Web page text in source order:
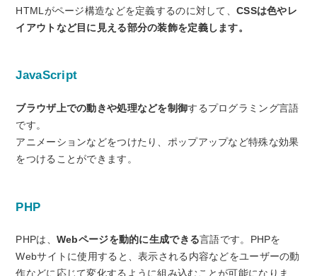
HTMLがページ構造などを定義するのに対して、 CSSは色やレ
イアウトなど目に見える部分の装飾を定義します。
JavaScript
ブラウザ上での動きや処理などを制御するプログラミング言語
です。
アニメーションなどをつけたり、ポップアップなど特殊な効果
をつけることができます。
PHP
PHPは、 Webページを動的に生成できる言語です。PHPを
Webサイトに使用すると、表示される内容などをユーザーの動
作などに応じて変化するように組み込むことが可能になりま